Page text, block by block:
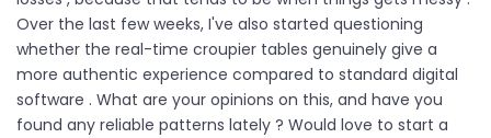
Over the last few weeks, I've also started questioning
whether the real-time croupier tables genuinely give a
more authentic experience compared to standard digital
software . What are your opinions on this, and have you
found any reliable patterns lately ? Would love to start a